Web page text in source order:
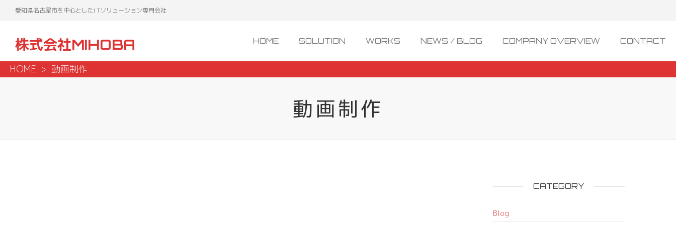
愛知県名古屋市を中心としたI Tソリューション専門会社
株式会社MIHOBA HOME SOLUTION WORKS NEWS / BLOG COMPANY OVERVIEW CONTACT
HOME 動画制作
動画制作
CATEGORY
Blog